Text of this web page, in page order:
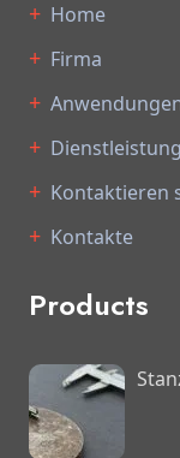
Home
Firma
Kontaktieren
Kontakte
Products